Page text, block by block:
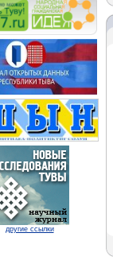
другие ссылки